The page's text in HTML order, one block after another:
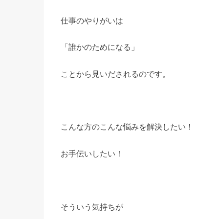
仕事のやりがいは
「誰かのためになる」
ことから見いだされるのです。
こんな方のこんな悩みを解決したい！
お手伝いしたい！
そういう気持ちが